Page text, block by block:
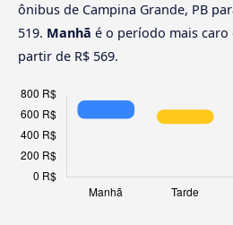
ônibus de Campina Grande, PB
519. Manhã é o período mais caro
partir de R$ 569.